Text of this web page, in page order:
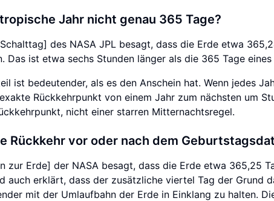
Jahr nicht genau 365 Tage?
des NASA JPL besagt, dass die Erde etwa
Das ist etwa sechs Stunden länger als die 365 Tage
ist bedeutender, als es den Anschein hat. Wenn jedes
Rückkehrpunkt von einem Jahr zum nächsten um
nicht einer starren Mitternachtsregel.
Rückkehr vor oder nach dem
zur Erde] der NASA besagt, dass die Erde etwa 365,25
auch erklärt, dass der zusätzliche viertel Tag der Grund
mit der Umlaufbahn der Erde in Einklang zu halten.